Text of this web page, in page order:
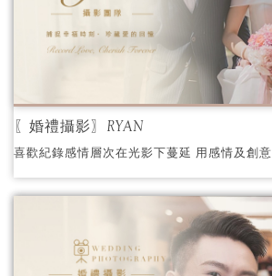
〖婚禮攝影〗RYAN
喜歡紀錄感情層次在光影下蔓延 用感情及創意